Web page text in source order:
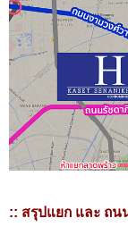
:: สรุปแยก และ ถน